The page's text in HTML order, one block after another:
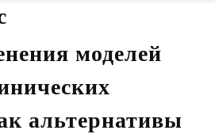
моделей
альтернативы